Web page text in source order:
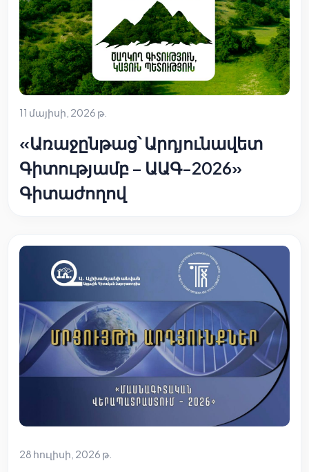
11 մայիսի, 2026 թ.
«Առաջընթաց՝ Արդյունավետ
Գիտությամբ – ԱԱԳ-2026»
Գիտաժողով
28 հուլիսի, 2026 թ.